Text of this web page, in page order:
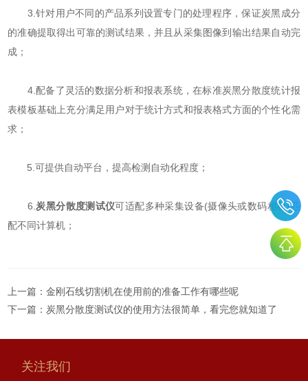
3.针对用户不同的产品系列设置专门的处理程序，保证炭黑成分
的准确提取得出可靠的测试结果，并且从采集图像到输出结果自动完
成；
4.配备了灵活的数据分析和报表系统，在标准炭黑分散度统计报
表模板基础上充分满足用户对于统计方式和报表格式方面的个性化需
求；
5.可提供自动平台，提高检测自动化程度；
6.炭黑分散度测试仪可适配多种采集设备(摄像头或数码相机)匹
配不同计算机；
上一篇：金刚石线切割机在使用前的准备工作有哪些呢
下一篇：炭黑分散度测试仪的使用方法很简单，看完您就知道了
关注我们